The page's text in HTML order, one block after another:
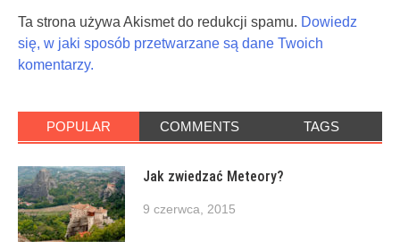
Ta strona używa Akismet do redukcji spamu. Dowiedz
się, w jaki sposób przetwarzane są dane Twoich
komentarzy.
POPULAR COMMENTS TAGS
Jak zwiedzać Meteory?
9 czerwca, 2015